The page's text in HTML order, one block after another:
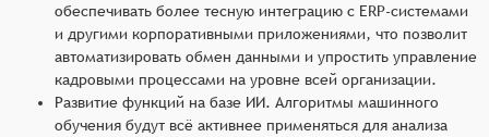
обеспечивать более тесную интеграцию с ERP-системами
и другими корпоративными приложениями, что позволит
автоматизировать обмен данными и упростить управление
кадровыми процессами на уровне всей организации.
Развитие функций на базе ИИ. Алгоритмы машинного
обучения будут всё активнее применяться для анализа